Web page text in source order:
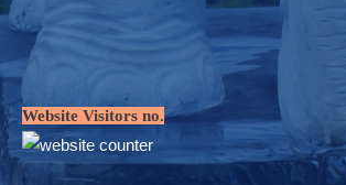
Website Visitors no.